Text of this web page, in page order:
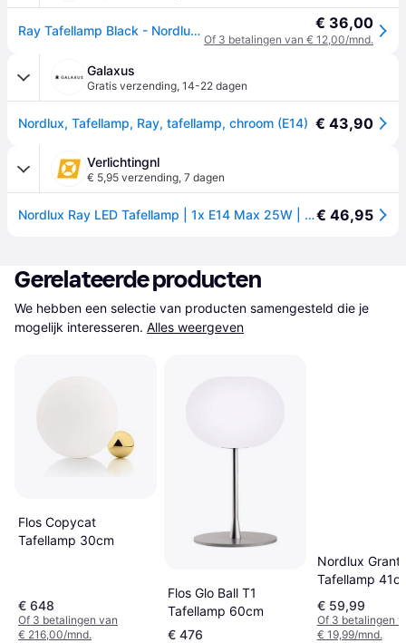
Ray Tafellamp Black - Nordlux - Woonkamer - Modern - Metaal - Met lampenkap € 36,00
Of 3 betalingen van € 12,00/mnd.
Galaxus
Gratis verzending, 14-22 dagen
Nordlux, Tafellamp, Ray, tafellamp, chroom (E14) € 43,90
Verlichtingnl
€ 5,95 verzending, 7 dagen
Nordlux Ray LED Tafellamp | 1x E14 Max 25W | Zwart€ 46,95
Gerelateerde producten
We hebben een selectie van producten samengesteld die je
mogelijk interesseren. Alles weergeven
Flos Copycat
Tafellamp 30cm
€ 648
Of 3 betalingen van
€ 216,00/mnd.
Flos Glo Ball T1
Tafellamp 60cm
€ 476
Nordlux Grant
Tafellamp
€ 59,99
Of 3 betalingen
€ 19,99/mnd.